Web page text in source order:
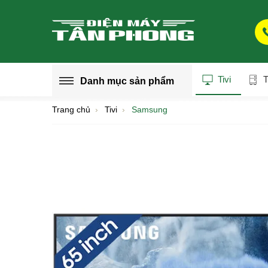
Tivi
Danh mục sản phẩm
Trang chủ Tivi Samsung